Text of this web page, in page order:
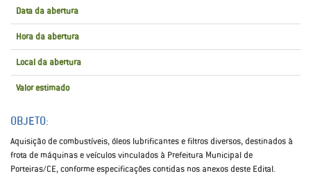
Data da abertura
Hora da abertura
Local da abertura
Valor estimado
OBJETO:
Aquisição de combustíveis, óleos lubrificantes e filtros diversos, destinados à
frota de máquinas e veículos vinculados à Prefeitura Municipal de
Porteiras/CE, conforme especificações contidas nos anexos deste Edital.